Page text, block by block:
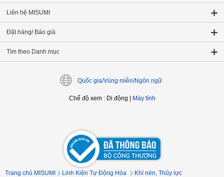
Liên hệ MISUMI
Đặt hàng/ Báo giá
Tìm theo Danh mục
Quốc gia/Vùng miền/Ngôn ngữ
Chế độ xem: Di động Máy tính
Trang chủ MISUMI Linh Kiện Tự Động Hóa
Khí nén, Thủy lực